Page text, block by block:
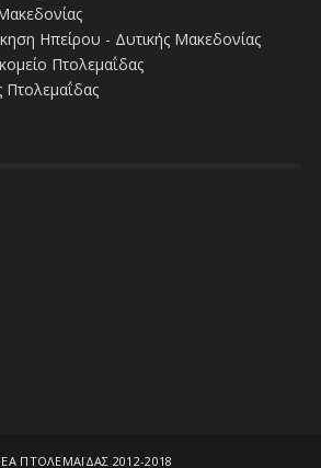
Ηπείρου - Δυτικής Μακεδονίας
Πτολεμαΐδας
ΠΤΟΛΕΜΑΪΔΑΣ 2012-2018